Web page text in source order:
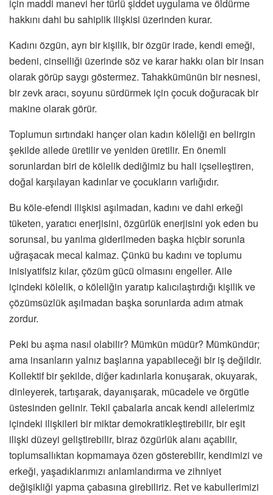
için maddi manevi her türlü şiddet uygulama ve öldürme
hakkını dahi bu sahiplik ilişkisi üzerinden kurar.
Kadını özgün, ayrı bir kişilik, bir özgür irade, kendi emeği,
bedeni, cinselliği üzerinde söz ve karar hakkı olan bir insan
olarak görüp saygı göstermez. Tahakkümünün bir nesnesi,
bir zevk aracı, soyunu sürdürmek için çocuk doğuracak bir
makine olarak görür.
Toplumun sırtındaki hançer olan kadın köleliği en belirgin
şekilde ailede üretilir ve yeniden üretilir. En önemli
sorunlardan biri de kölelik dediğimiz bu hali içselleştiren,
doğal karşılayan kadınlar ve çocukların varlığıdır.
Bu köle-efendi ilişkisi aşılmadan, kadını ve dahi erkeği
tüketen, yaratıcı enerjisini, özgürlük enerjisini yok eden bu
sorunsal, bu yarılma giderilmeden başka hiçbir sorunla
uğraşacak mecal kalmaz. Çünkü bu kadını ve toplumu
inisiyatifsiz kılar, çözüm gücü olmasını engeller. Aile
içindeki kölelik, o köleliğin yaratıp kalıcılaştırdığı kişilik ve
çözümsüzlük aşılmadan başka sorunlarda adım atmak
zordur.
Peki bu aşma nasıl olabilir? Mümkün müdür? Mümkündür;
ama insanların yalnız başlarına yapabileceği bir iş değildir.
Kollektif bir şekilde, diğer kadınlarla konuşarak, okuyarak,
dinleyerek, tartışarak, dayanışarak, mücadele ve örgütle
üstesinden gelinir. Tekil çabalarla ancak kendi ailelerimiz
içindeki ilişkileri bir miktar demokratikleştirebilir, bir eşit
ilişki düzeyi geliştirebilir, biraz özgürlük alanı açabilir,
toplumsallıktan kopmamaya özen gösterebilir, kendimizi ve
erkeği, yaşadıklarımızı anlamlandırma ve zihniyet
değişikliği yapma çabasına girebiliriz. Ret ve kabullerimizi